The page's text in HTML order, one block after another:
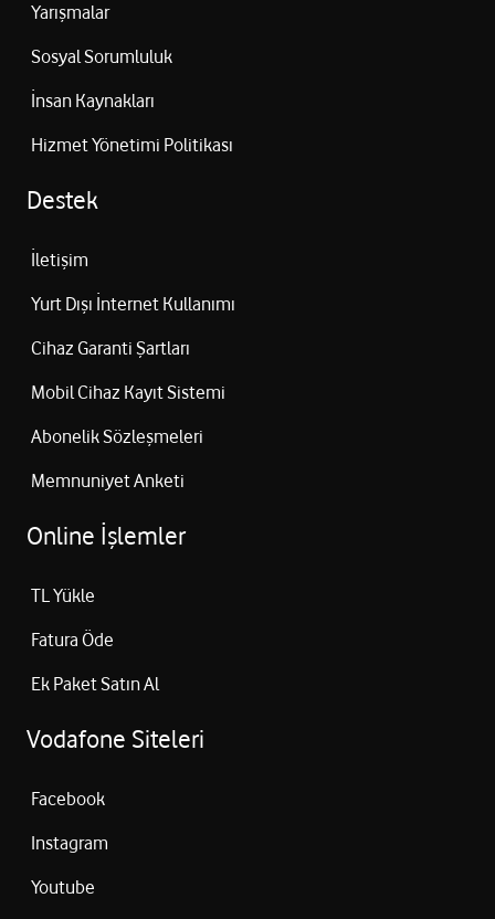
Yarışmalar
Sosyal Sorumluluk
İnsan Kaynakları
Hizmet Yönetimi Politikası
Destek
İletişim
Yurt Dışı İnternet Kullanımı
Cihaz Garanti Şartları
Mobil Cihaz Kayıt Sistemi
Abonelik Sözleşmeleri
Memnuniyet Anketi
Online İşlemler
TL Yükle
Fatura Öde
Ek Paket Satın Al
Vodafone Siteleri
Facebook
Instagram
Youtube